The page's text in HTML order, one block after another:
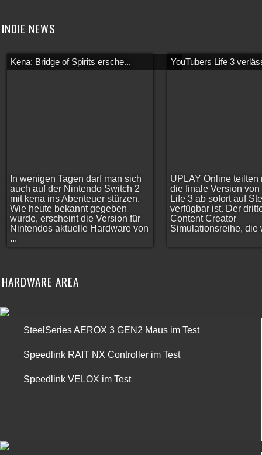
INDIE NEWS
Kena: Bridge of Spirits ersche...
In wenigen Tagen darf man sich
auch auf der Nintendo Switch 2
mit kena ins Abenteuer stürzen.
Wie heute bekannt gegeben
wurde, erscheint die Version für
Nintendos aktuelle Hardware von
...
YouTubers Life 3
UPLAY Online teilten
die finale Version von
Life 3 ab sofort auf
verfügbar ist. Der
Content Creator
Simulationsreihe, die
HARDWARE AREA
SteelSeries AEROX 3 GEN2 Maus im Test
Speedlink RAIT NX Controller im Test
Speedlink VELOX im Test